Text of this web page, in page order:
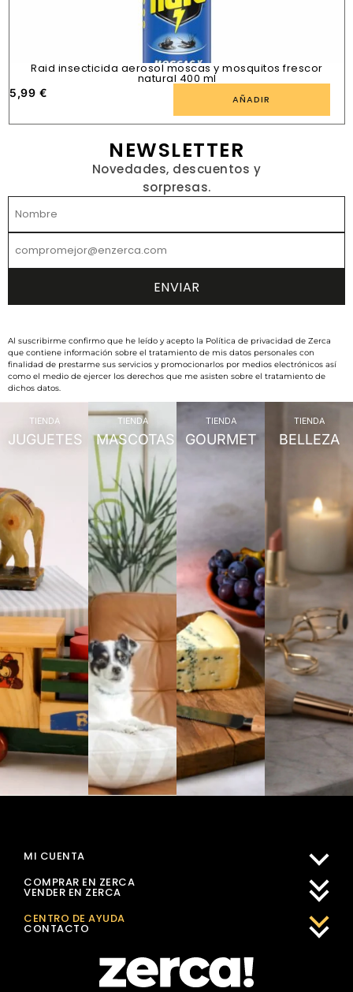
Raid insecticida aerosol moscas y mosquitos frescor
natural 400 ml
5,99 € AÑADIR
NEWSLETTER
Novedades, descuentos y
sorpresas.
Al suscribirme confirmo que he leído y acepto la Política de privacidad de Zerca
que contiene información sobre el tratamiento de mis datos personales con
finalidad de prestarme sus servicios y promocionarlos por medios electrónicos así
como el medio de ejercer los derechos que me asisten sobre el tratamiento de
dichos datos.
TIENDA
JUGUETES
TIENDA
MASCOTAS
TIENDA
GOURMET
TIENDA
BELLEZA
MI CUENTA
COMPRAR EN ZERCA
VENDER EN ZERCA
CENTRO DE AYUDA
CONTACTO